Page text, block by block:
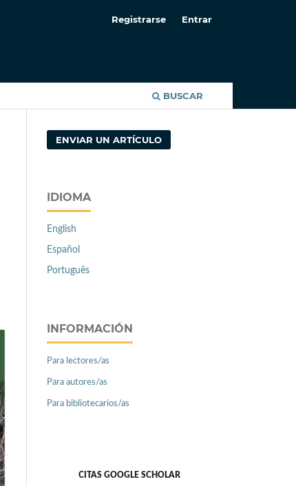
BUSCAR
Registrarse Entrar
ENVIAR UN ARTÍCULO
IDIOMA
English
Español
Português
INFORMACIÓN
Para lectores/as
Para autores/as
Para bibliotecarios/as
CITAS GOOGLE SCHOLAR